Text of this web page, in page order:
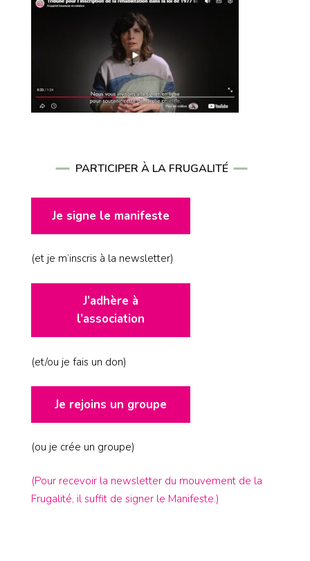
PARTICIPER À LA FRUGALITÉ
Je signe le manifeste
(et je m’inscris à la newsletter)
J’adhère à
l’association
(et/ou je fais un don)
Je rejoins un groupe
(ou je crée un groupe)
(Pour recevoir la newsletter du mouvement de la
Frugalité, il suffit de signer le Manifeste.)